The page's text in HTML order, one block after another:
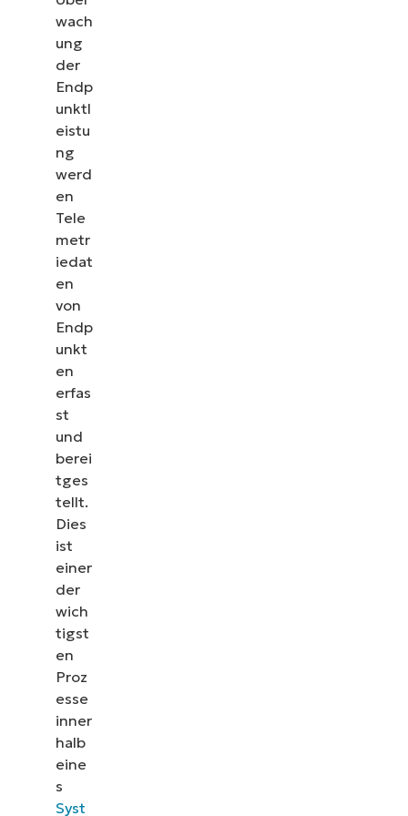
wach
ung
der
Endp
unktl
eistu
ng
werd
en
Tele
metr
iedat
en
von
Endp
unkt
en
erfas
st
und
berei
tges
tellt.
Dies
ist
einer
der
wich
tigst
en
Proz
esse
inner
halb
eine
s
Syst
Sehen Sie sich unsere On-Demand-Demos an
NinjaOne IT-Aufgaben wie Endpunkt-